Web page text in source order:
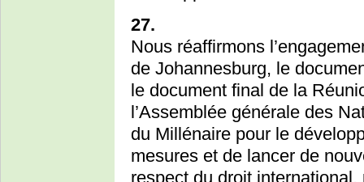
27.
Nous réaffirmons
de Johannesburg, le
le document final de la
l’Assemblée générale des
du Millénaire pour le
mesures et de lancer de
respect du droit